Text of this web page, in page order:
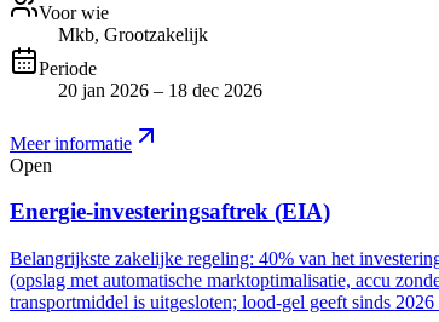
Voor wie
Mkb, Grootzakelijk
Periode
20 jan 2026 – 18 dec 2026
Meer informatie
Open
Energie-investeringsaftrek (EIA)
Belangrijkste zakelijke regeling: 40% van het
(opslag met automatische marktoptimalisatie, accu
transportmiddel is uitgesloten; lood-gel geeft sinds